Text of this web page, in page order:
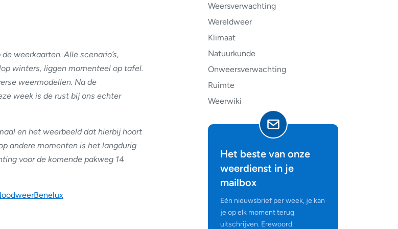
Weersverwachting
Wereldweer
Klimaat
Natuurkunde
Onweersverwachting
Ruimte
Weerwiki
Het beste van onze
weerdienst in je
mailbox
Eén nieuwsbrief per week, je kan
je op elk moment terug
uitschrijven. Erewoord.
weerkaarten. Alle scenario’s,
winters, liggen momenteel op tafel.
weermodellen. Na de
week is de rust bij ons echter
en het weerbeeld dat hierbij hoort
andere momenten is het langdurig
voor de komende pakweg 14